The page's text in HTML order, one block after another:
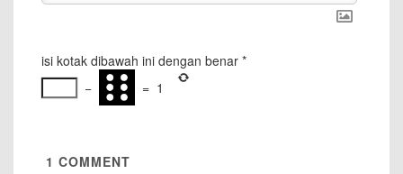
isi kotak dibawah ini dengan benar *
−
= 1
1 COMMENT